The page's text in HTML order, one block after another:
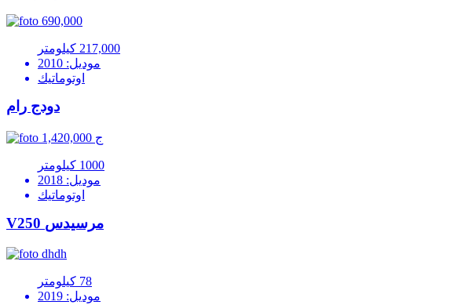
690,000
217,000 كيلومتر
موديل: 2010
اوتوماتيك
دودج رام
1,420,000 ج
1000 كيلومتر
موديل: 2018
اوتوماتيك
V250 مرسيدس
dhdh
78 كيلومتر
موديل: 2019